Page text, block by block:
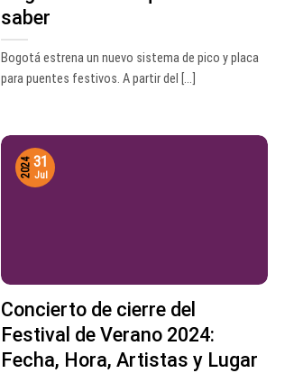
saber
Bogotá estrena un nuevo sistema de pico y placa
para puentes festivos. A partir del [...]
Concierto de cierre del
Festival de Verano 2024:
Fecha, Hora, Artistas y Lugar
31
Jul
2024